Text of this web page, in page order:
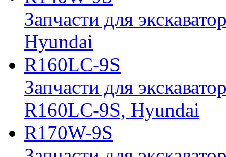
Запчасти для
Hyundai
R160LC-9S
Запчасти для
R160LC-9S, Hyundai
R170W-9S